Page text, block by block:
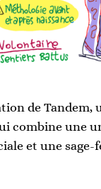
de Tandem,
combine une
et une sage-